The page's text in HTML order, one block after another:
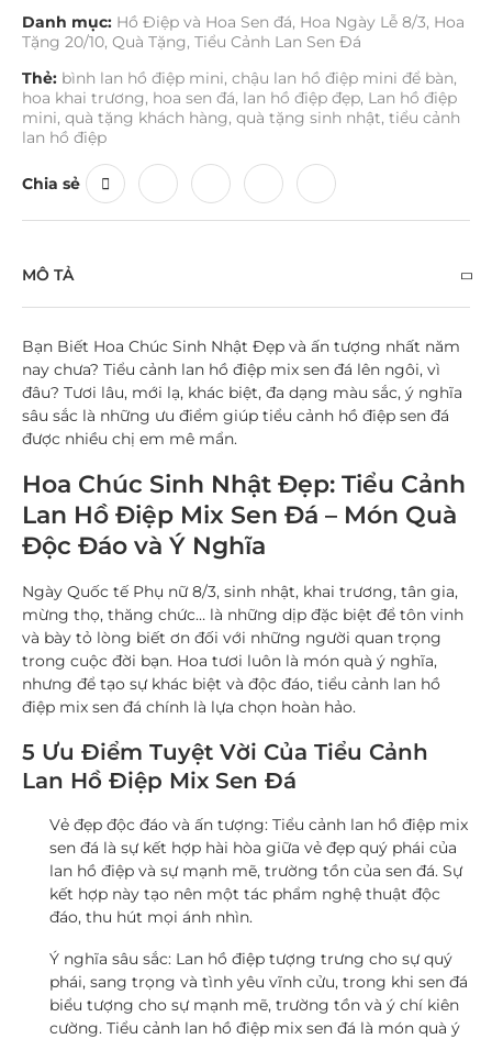
Danh mục: Hồ Điệp và Hoa Sen đá, Hoa Ngày Lễ 8/3, Hoa
Tặng 20/10, Quà Tặng, Tiểu Cảnh Lan Sen Đá
Thẻ: bình lan hồ điệp mini, chậu lan hồ điệp mini để bàn,
hoa khai trương, hoa sen đá, lan hồ điệp đẹp, Lan hồ điệp
mini, quà tặng khách hàng, quà tặng sinh nhật, tiểu cảnh
lan hồ điệp
Chia sẻ
MÔ TẢ
Bạn Biết Hoa Chúc Sinh Nhật Đẹp và ấn tượng nhất năm
nay chưa? Tiểu cảnh lan hồ điệp mix sen đá lên ngôi, vì
đâu? Tươi lâu, mới lạ, khác biệt, đa dạng màu sắc, ý nghĩa
sâu sắc là những ưu điểm giúp tiểu cảnh hồ điệp sen đá
được nhiều chị em mê mẩn.
Hoa Chúc Sinh Nhật Đẹp: Tiểu Cảnh
Lan Hồ Điệp Mix Sen Đá – Món Quà
Độc Đáo và Ý Nghĩa
Ngày Quốc tế Phụ nữ 8/3, sinh nhật, khai trương, tân gia,
mừng thọ, thăng chức… là những dịp đặc biệt để tôn vinh
và bày tỏ lòng biết ơn đối với những người quan trọng
trong cuộc đời bạn. Hoa tươi luôn là món quà ý nghĩa,
nhưng để tạo sự khác biệt và độc đáo, tiểu cảnh lan hồ
điệp mix sen đá chính là lựa chọn hoàn hảo.
5 Ưu Điểm Tuyệt Vời Của Tiểu Cảnh
Lan Hồ Điệp Mix Sen Đá
Vẻ đẹp độc đáo và ấn tượng: Tiểu cảnh lan hồ điệp mix
sen đá là sự kết hợp hài hòa giữa vẻ đẹp quý phái của
lan hồ điệp và sự mạnh mẽ, trường tồn của sen đá. Sự
kết hợp này tạo nên một tác phẩm nghệ thuật độc
đáo, thu hút mọi ánh nhìn.
Ý nghĩa sâu sắc: Lan hồ điệp tượng trưng cho sự quý
phái, sang trọng và tình yêu vĩnh cửu, trong khi sen đá
biểu tượng cho sự mạnh mẽ, trường tồn và ý chí kiên
cường. Tiểu cảnh lan hồ điệp mix sen đá là món quà ý